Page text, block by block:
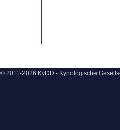
© 2011-2026 KyDD - Kynologische